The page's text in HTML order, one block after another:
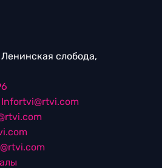
слобода,
Infortvi@rtvi.com